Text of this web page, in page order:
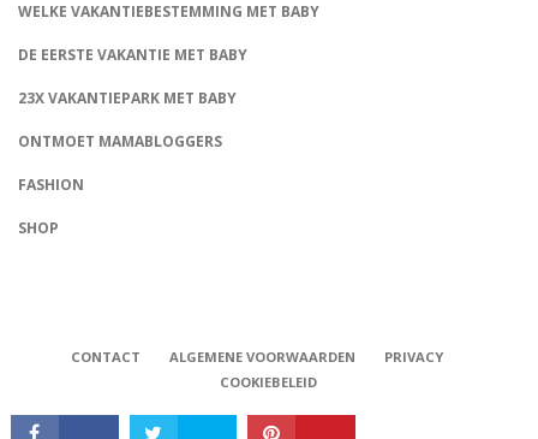
WELKE VAKANTIEBESTEMMING MET BABY
DE EERSTE VAKANTIE MET BABY
23X VAKANTIEPARK MET BABY
ONTMOET MAMABLOGGERS
FASHION
SHOP
CONTACT ALGEMENE VOORWAARDEN
PRIVACY
COOKIEBELEID
Babystraatje.nl, Copyright © 2019